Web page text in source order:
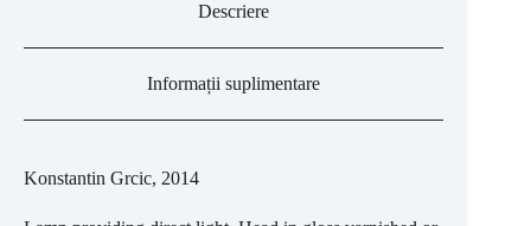
Descriere
Informații suplimentare
Konstantin Grcic, 2014